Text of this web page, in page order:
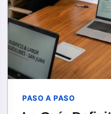
PASO A PASO